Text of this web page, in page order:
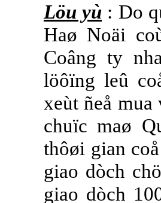
Löu yù : Do
Haø Noäi
Coâng ty
löôïng leû
xeùt ñeå mua
chuïc maø
thôøi gian
giao dòch
giao dòch